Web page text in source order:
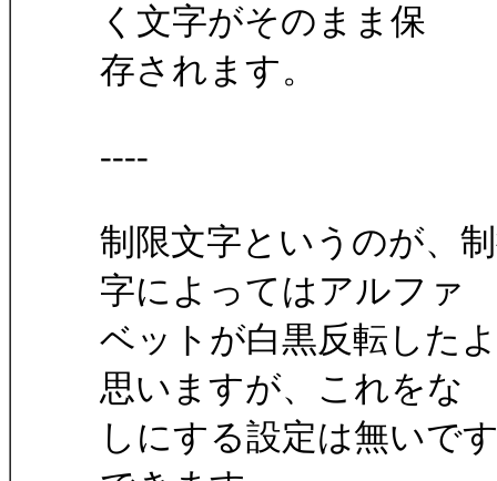
く文字がそのまま保
存されます。
----
制限文字というのが、
字によってはアルファ
ベットが白黒反転した
思いますが、これをな
しにする設定は無いで